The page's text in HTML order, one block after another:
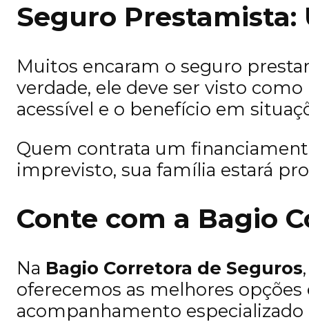
Seguro
Muitos encaram o seguro
verdade, ele deve ser visto
acessível e o benefício em
Quem contrata um
imprevisto, sua família estará
Conte com a Bagio
Na Bagio Corretora de Seguros
oferecemos as melhores
acompanhamento